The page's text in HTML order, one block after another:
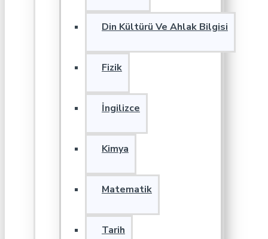
Din Kültürü Ve Ahlak Bilgisi
Fizik
İngilizce
Kimya
Matematik
Tarih